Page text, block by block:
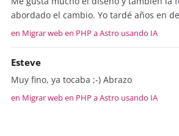
abordado el cambio. Yo tardé años en
en Migrar web en PHP a Astro usando IA
Esteve
Muy fino, ya tocaba ;-) Abrazo
en Migrar web en PHP a Astro usando IA